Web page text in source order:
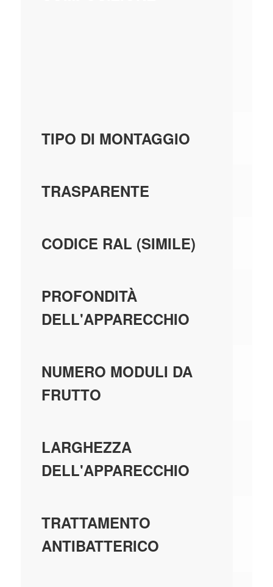
TIPO DI MONTAGGIO
TRASPARENTE
CODICE RAL (SIMILE)
PROFONDITÀ
DELL'APPARECCHIO
NUMERO MODULI DA
FRUTTO
LARGHEZZA
DELL'APPARECCHIO
TRATTAMENTO
ANTIBATTERICO